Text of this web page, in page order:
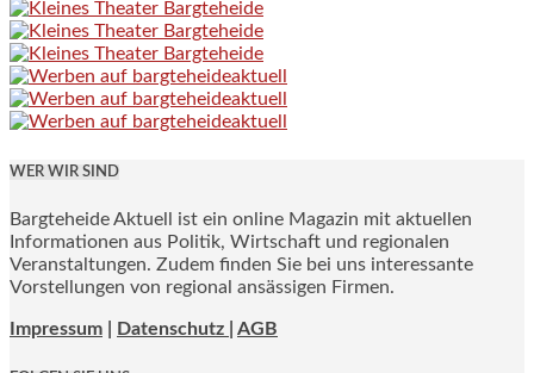
WER WIR SIND
Bargteheide Aktuell ist ein online Magazin mit aktuellen
Informationen aus Politik, Wirtschaft und regionalen
Veranstaltungen. Zudem finden Sie bei uns interessante
Vorstellungen von regional ansässigen Firmen.
Impressum Datenschutz | AGB